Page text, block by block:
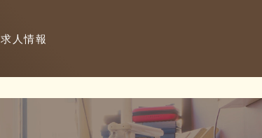
求人情報